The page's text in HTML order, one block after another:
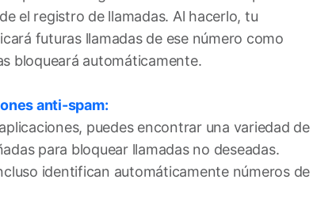
el registro de llamadas. Al hacerlo, tu
futuras llamadas de ese número como
bloqueará automáticamente.
anti-spam:
puedes encontrar una variedad de
para bloquear llamadas no deseadas.
identifican automáticamente números de